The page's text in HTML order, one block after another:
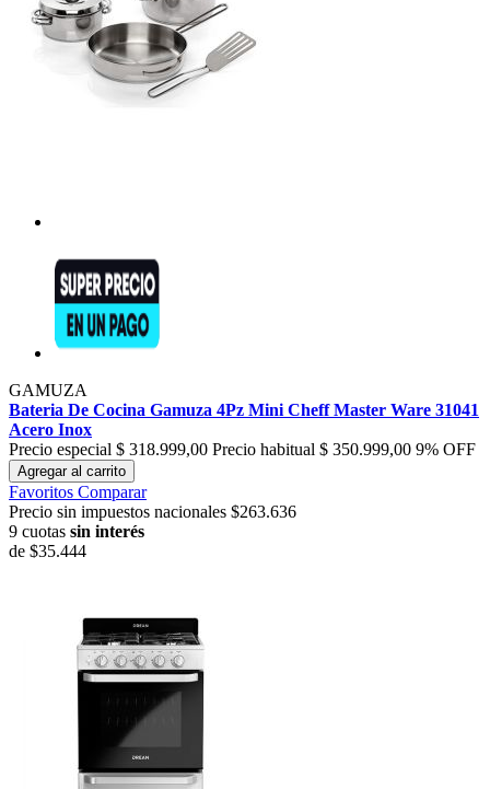
GAMUZA
Bateria De Cocina Gamuza 4Pz Mini Cheff Master Ware 31041
Acero Inox
Precio especial $ 318.999,00 Precio habitual $ 350.999,00 9% OFF
Agregar al carrito
Favoritos Comparar
Precio sin impuestos nacionales $263.636
9 cuotas sin interés
de $35.444